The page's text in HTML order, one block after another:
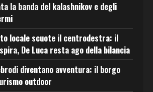
la banda del kalashnikov e degli
locale scuote il centrodestra: il
De Luca resta ago della bilancia
diventano avventura: il borgo
outdoor